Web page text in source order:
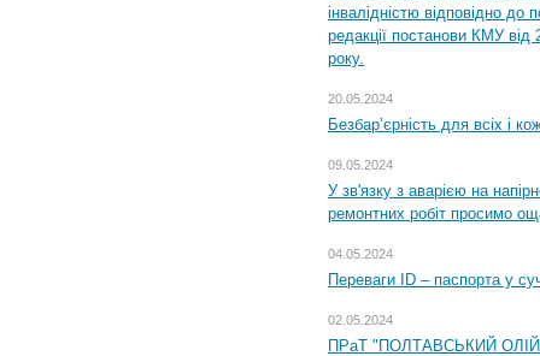
інвалідністю відповідно
редакції постанови КМУ від
року.
20.05.2024
Безбар’єрність для всіх і
09.05.2024
У зв'язку з аварією на
ремонтних робіт просимо
04.05.2024
Переваги ID – паспорта у
02.05.2024
ПРаТ "ПОЛТАВСЬКИЙ